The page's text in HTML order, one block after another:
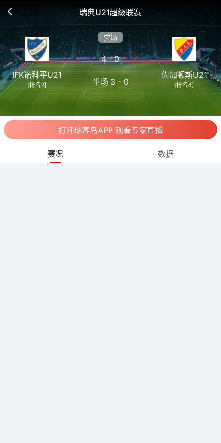
瑞典U21超级联赛
IFK诺科平U21
[排名2]
完场
4 - 0
半场 3 - 0
佐加顿斯U21
[排名4]
打开球客岛APP 观看专家直播
赛况 数据